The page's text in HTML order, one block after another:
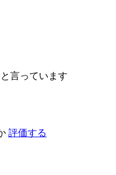
言っています
評価する